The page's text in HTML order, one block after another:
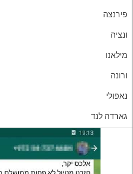
פירנצה
ונציה
מילאנו
ורונה
נאפולי
גארדה לנד